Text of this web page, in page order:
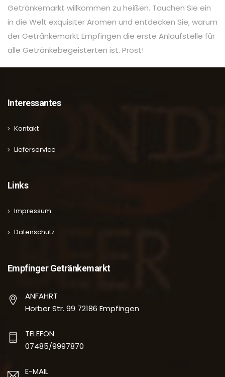
Getränkemarkt willkommen zu heißen. Tauchen Sie ein
in die Welt exquisiter Aromen und entdecken Sie, warum
der Getränkemarkt Empfingen die erste Anlaufstelle für
alle Getränkebegeisterten ist. Prost!
Interessantes
Kontakt
Lieferservice
Links
Impressum
Datenschutz
Empfinger Getränkemarkt
ANFAHRT
Horber Str. 99 72186 Empfingen
TELEFON
07485/9997870
E-MAIL